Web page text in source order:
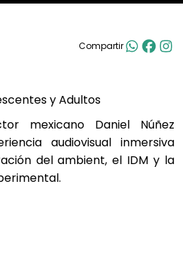
Compartir
y Adultos
mexicano Daniel Núñez
audiovisual inmersiva
del ambient, el IDM y la
en tiempo real e